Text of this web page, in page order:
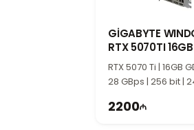
GİGABYTE
RTX 5070TI 16GB
RTX 5070 Ti | 16GB
28 GBps | 256 bit |
2200